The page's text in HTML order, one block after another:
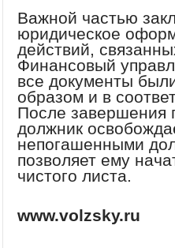
Важной частью
юридическое
действий,
Финансовый
все документы
образом и в
После завершения
должник
непогашенными
позволяет ему
чистого листа.
www.volzsky.ru